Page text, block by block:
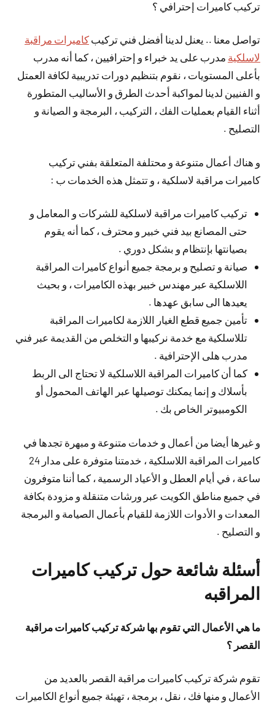
تركيب كاميرات إحترافي ؟
تواصل معنا .. يعنل لدينا أفضل فني تركيب كاميرات مراقبة
لاسلكية مدرب على يد خبراء و إحترافيين ، كما أنه مدرب
بأعلى المستويات ، نقوم بتنظيم دورات تدريبية لكافة العمتل
و الفنيين لدينا لمواكبة أحدث الطرق و الأساليب المتطورة
أثناء القيام بعمليات الفك ، التركيب ، البرمجة و الصيانة و
التصليح .
و هناك أعمال متنوعة و محتلفة المتعلقة بفني تركيب
كاميرات مراقبة لاسلكية ، و تتمثل هذه الخدمات ب :
تركيب كاميرات مراقبة لاسلكية للشركات و المعامل و
حتى المصانع بيد فني خبير و محترف ، كما أنه يقوم
بصيانتها بإنتظام و بشكل دوري .
صيانة و تصليح و برمجة جميع أنواع كاميرات المراقبة
اللاسلكية عبر مهندس خبير بهذه الكاميرات ، و بحيث
يعيدها الى سابق عهدها .
تأمين جميع قطع الغيار اللازمة لكاميرات المراقبة
تللاسلكية مع خدمة نركيبها و التخلص من القديمة عبر فني
مدرب هلى الإحترافية .
كما أن كاميرات المراقبة اللاسلكية لا تحتاج الى الربط
بأسلاك و إنما يمكنك توصيلها عبر الهاتف المحمول أو
الكومبيوتر الخاص بك .
و غيرها أيضا من أعمال و خدمات متنوعة و مبهرة تجدها في
كاميرات المراقبة اللاسلكية ، خدمتنا متوفرة على مدار 24
ساعة ، في أيام العطل و الأعياد الرسمية ، كما أننا متوفرون
في جميع مناطق الكويت عبر ورشات متنقلة و مزودة بكافة
المعدات و الأدوات اللازمة للقيام بأعمال الصيامة و البرمجة
و التصليح .
أسئلة شائعة حول تركيب كاميرات
المراقبه
ما هي الأعمال التي تقوم بها شركة تركيب كاميرات مراقبة
القصر ؟
تقوم شركة تركيب كاميرات مراقبة القصر بالعديد من
الأعمال و منها فك ، نقل ، برمجة ، تهيئة جميع أنواع الكاميرات